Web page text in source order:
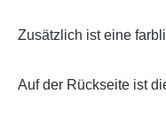
Zusätzlich ist eine
Auf der Rückseite ist